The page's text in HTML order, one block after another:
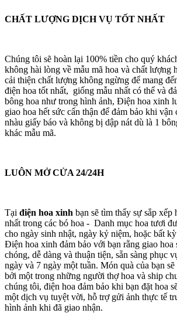
CHẤT LƯỢNG DỊCH VỤ TỐT NHẤT
Chúng tôi sẽ hoàn lại 100% tiền cho quý
không hài lòng về mẫu mã hoa và chất lượng
cải thiện chất lượng không ngừng để mang
điện hoa tốt nhất, giống mẫu nhất có thể và
bông hoa như trong hình ảnh, Điện hoa xinh
giao hoa hết sức cẩn thận để đảm bảo khi
nhàu giấy báo và không bị dập nát dù là 1
khác mẫu mã.
LUÔN MỞ CỬA 24/24H
Tại điện hoa xinh bạn sẽ tìm thấy sự sắp xếp
nhất trong các bó hoa - Danh mục hoa tươi
cho ngày sinh nhật, ngày kỷ niệm, hoặc bất
Điện hoa xinh đảm bảo với bạn rằng giao hoa
chóng, dễ dàng và thuận tiện, sẵn sàng phục
ngày và 7 ngày một tuần. Món quà của bạn
bởi một trong những người thợ hoa và ship
chúng tôi, điện hoa đảm bảo khi bạn đặt hoa
một dịch vụ tuyệt vời, hỗ trợ gửi ảnh thực tế
hình ảnh khi đã giao nhận.